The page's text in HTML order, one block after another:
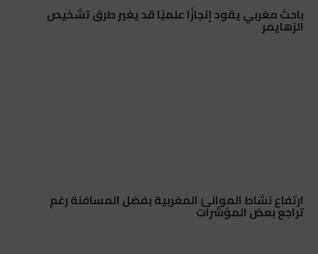
باحث مغربي يقود إنجازًا علميًا قد يغير طرق تشخيص
الزهايمر
ارتفاع نشاط الموانئ المغربية بفضل المسافنة رغم
تراجع بعض المؤشرات